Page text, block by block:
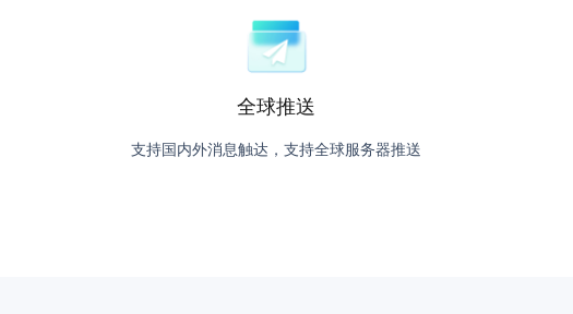
全球推送
支持国内外消息触达，支持全球服务器推送